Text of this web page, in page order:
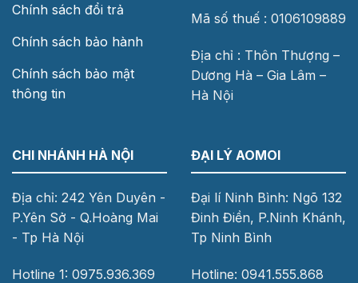
Chính sách đổi trả
Chính sách bảo hành
Chính sách bảo mật
thông tin
Mã số thuế : 0106109889
Địa chỉ : Thôn Thượng –
Dương Hà – Gia Lâm –
Hà Nội
CHI NHÁNH HÀ NỘI
Địa chỉ: 242 Yên Duyên -
P.Yên Sở - Q.Hoàng Mai
- Tp Hà Nội
Hotline 1: 0975.936.369
ĐẠI LÝ AOMOI
Đại lí Ninh Bình: Ngõ 132
Đinh Điền, P.Ninh Khánh,
Tp Ninh Bình
Hotline: 0941.555.868